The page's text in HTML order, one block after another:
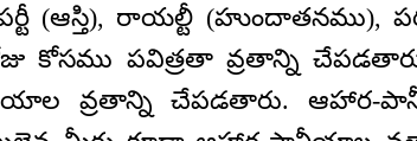
(ఆస్తి), రాయల్టీ (హుందాతనము),
కోసము పవిత్రతా వ్రతాన్ని
వ్రతాన్ని చేపడతారు. ఆహార-